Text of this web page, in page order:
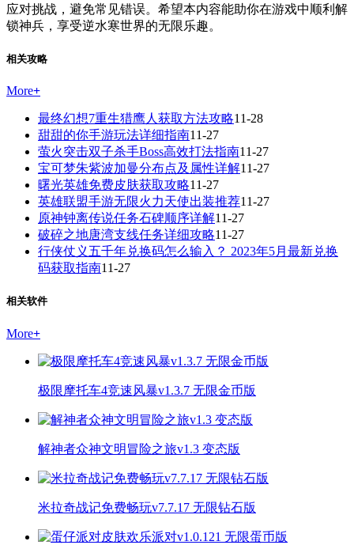
应对挑战，避免常见错误。希望本内容能助你在游戏中顺利解
锁神兵，享受逆水寒世界的无限乐趣。
相关攻略
More+
最终幻想7重生猎鹰人获取方法攻略11-28
甜甜的你手游玩法详细指南11-27
萤火突击双子杀手Boss高效打法指南11-27
宝可梦朱紫波加曼分布点及属性详解11-27
曙光英雄免费皮肤获取攻略11-27
英雄联盟手游无限火力天使出装推荐11-27
原神钟离传说任务石碑顺序详解11-27
破碎之地唐湾支线任务详细攻略11-27
行侠仗义五千年兑换码怎么输入？ 2023年5月最新兑换
码获取指南11-27
相关软件
More+
极限摩托车4竞速风暴v1.3.7 无限金币版
解神者众神文明冒险之旅v1.3 变态版
米拉奇战记免费畅玩v7.7.17 无限钻石版